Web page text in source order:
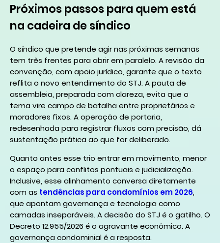
Próximos passos para quem está
na cadeira de síndico
O síndico que pretende agir nas próximas semanas
tem três frentes para abrir em paralelo. A revisão da
convenção, com apoio jurídico, garante que o texto
reflita o novo entendimento do STJ. A pauta de
assembleia, preparada com clareza, evita que o
tema vire campo de batalha entre proprietários e
moradores fixos. A operação de portaria,
redesenhada para registrar fluxos com precisão, dá
sustentação prática ao que for deliberado.
Quanto antes esse trio entrar em movimento, menor
o espaço para conflitos pontuais e judicialização.
Inclusive, esse alinhamento conversa diretamente
com as tendências para condomínios em 2026,
que apontam governança e tecnologia como
camadas inseparáveis. A decisão do STJ é o gatilho. O
Decreto 12.955/2026 é o agravante econômico. A
governança condominial é a resposta.